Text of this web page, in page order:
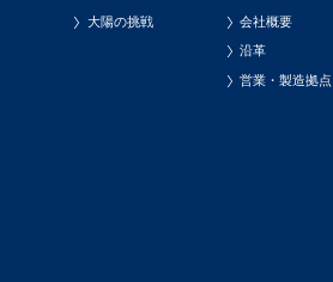
大陽の挑戦 会社概要
沿革
営業・製造拠点